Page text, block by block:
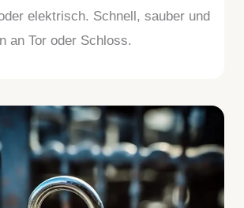
elektrisch. Schnell, sauber und
an Tor oder Schloss.